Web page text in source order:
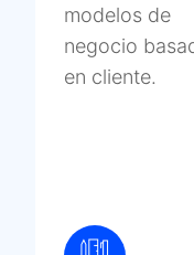
modelos de
negocio
en cliente.